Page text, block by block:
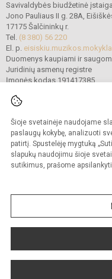
Šioje svetainėje naudojame
paslaugų kokybę, analizuoti
patirtį. Spustelėję mygtuką
slapukų naudojimu šioje
sutikimus, prašome apsilankyti
Savivaldybės biudžetinė įstaiga
Jono Pauliaus II g. 28A,
17175 Šalčininkų r.
Tel. (8 380) 56 220
El. p.
Duomenys kaupiami ir
Juridinių asmenų registre
Įmonės kodas 191417385
© 2022. Šalčininkų r.
Kopijuoti turinį be raštiško
Sumanus būdas